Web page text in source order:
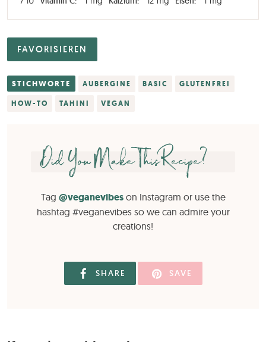
FAVORISIEREN
STICHWORTE AUBERGINE BASIC GLUTENFREI
HOW-TO TAHINI VEGAN
Did You Make This Recipe?
Tag @veganevibeson Instagram or use the
hashtag #veganevibes so we can admire your
creations!
SHARE SAVE